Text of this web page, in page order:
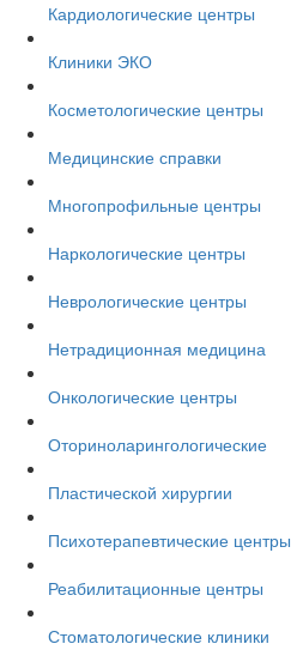
Кардиологические центры
Клиники ЭКО
Косметологические центры
Медицинские справки
Многопрофильные центры
Наркологические центры
Неврологические центры
Нетрадиционная медицина
Онкологические центры
Оториноларингологические
Пластической хирургии
Психотерапевтические центры
Реабилитационные центры
Стоматологические клиники